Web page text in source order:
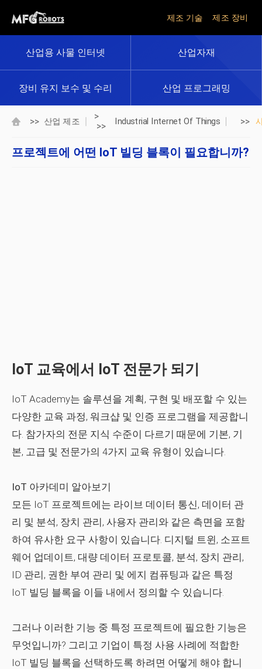
제조 기술 제조 장비
산업용 사물 인터넷 산업자재
장비 유지 보수 및 수리 산업 프로그래밍
>> 산업 제조
>
>>
Industrial Internet Of Things >>
프로젝트에 어떤 IoT 빌딩 블록이 필요합니까?
IoT 교육에서 IoT 전문가 되기
IoT Academy는 솔루션을 계획, 구현 및 배포할 수 있는
다양한 교육 과정, 워크샵 및 인증 프로그램을 제공합니
다. 참가자의 전문 지식 수준이 다르기 때문에 기본, 기
본, 고급 및 전문가의 4가지 교육 유형이 있습니다.
IoT 아카데미 알아보기
모든 IoT 프로젝트에는 라이브 데이터 통신, 데이터 관
리 및 분석, 장치 관리, 사용자 관리와 같은 측면을 포함
하여 유사한 요구 사항이 있습니다. 디지털 트윈, 소프트
웨어 업데이트, 대량 데이터 프로토콜, 분석, 장치 관리,
ID 관리, 권한 부여 관리 및 에지 컴퓨팅과 같은 특정
IoT 빌딩 블록을 이들 내에서 정의할 수 있습니다.
그러나 이러한 기능 중 특정 프로젝트에 필요한 기능은
무엇입니까? 그리고 기업이 특정 사용 사례에 적합한
IoT 빌딩 블록을 선택하도록 하려면 어떻게 해야 합니